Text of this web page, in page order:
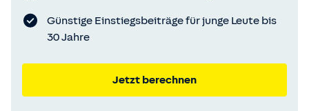
Günstige Einstiegsbeiträge für junge Leute bis
30 Jahre
Jetzt berechnen